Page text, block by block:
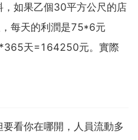
如果乙個30平方公尺的店
每天的利潤是75*6元
天=164250元。實際
看你在哪開，人員流動多